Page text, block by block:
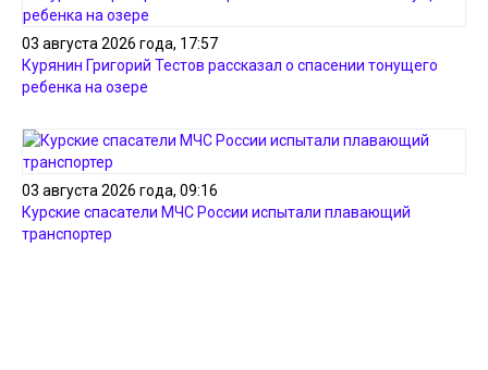
03 августа 2026 года, 17:57
Курянин Григорий Тестов рассказал о спасении тонущего
ребенка на озере
03 августа 2026 года, 09:16
Курские спасатели МЧС России испытали плавающий
транспортер